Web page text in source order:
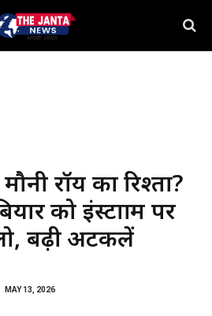
रॉय का रिश्ता?
को इंस्टाग्राम पर
बढ़ी अटकलें
MAY 13, 2026